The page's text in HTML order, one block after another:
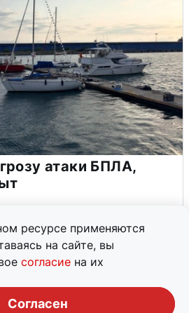
ресурсе применяются
на сайте, вы
согласие на их
Согласен
атаки БПЛА,